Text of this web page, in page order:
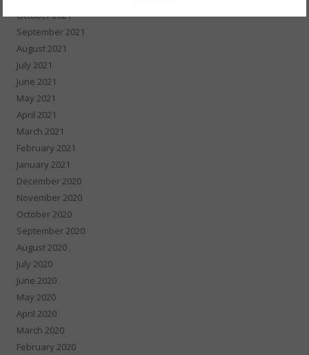
October 2021
September 2021
August 2021
July 2021
June 2021
May 2021
April 2021
March 2021
February 2021
January 2021
December 2020
November 2020
October 2020
September 2020
August 2020
July 2020
June 2020
May 2020
April 2020
March 2020
February 2020